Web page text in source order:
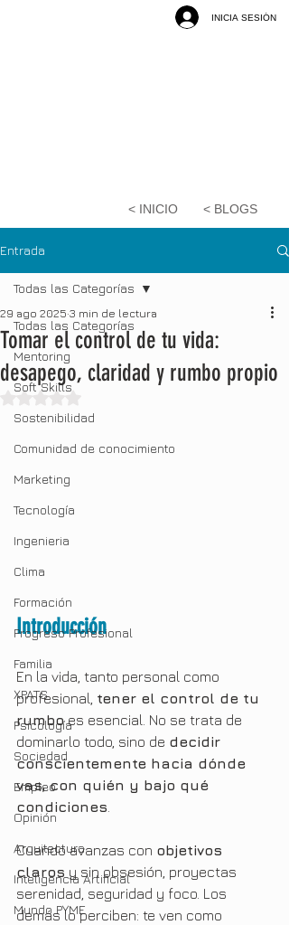
INICIA SESIÓN
< INICIO < BLOGS
Entrada
Todas las Categorías
Mentoring
Soft Skills
Sostenibilidad
Comunidad de conocimiento
Marketing
Tecnología
Ingenieria
Clima
Formación
Progreso Profesional
Familia
XPATS
Psicología
Sociedad
Empleo
Opinión
Arquitectura
Inteligencia Artificial
Mundo PYME
Todas las Categorías
Tomar el control de tu vida:
desapego, claridad y rumbo propio
29 ago 2025 3 min de lectura
Obtuvo NaN de 5 estrellas.
Introducción
En la vida, tanto personal como
profesional, tener el control de tu
rumbo es esencial. No se trata de
dominarlo todo, sino de decidir
conscientemente hacia dónde
vas, con quién y bajo qué
condiciones
Cuando avanzas con objetivos
claros y sin obsesión, proyectas
serenidad, seguridad y foco. Los
demás lo perciben: te ven como